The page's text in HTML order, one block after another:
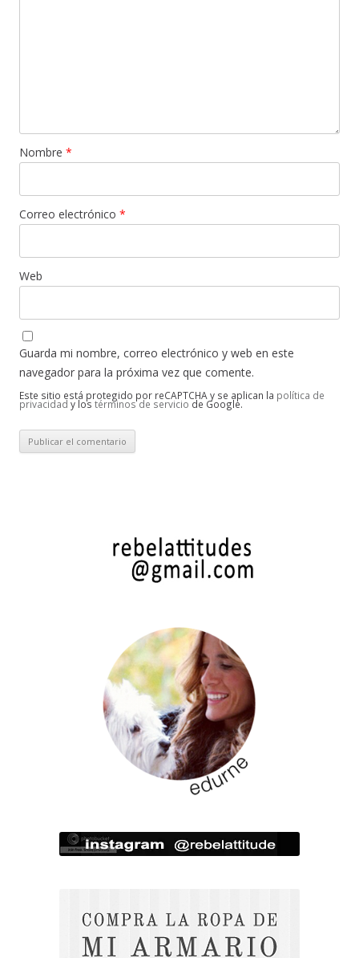
Nombre *
Correo electrónico *
Web
Guarda mi nombre, correo electrónico y web en este
navegador para la próxima vez que comente.
Este sitio está protegido por reCAPTCHA y se aplican la política de
privacidad y los términos de servicio de Google.